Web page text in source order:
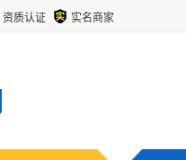
资质认证 实名商家